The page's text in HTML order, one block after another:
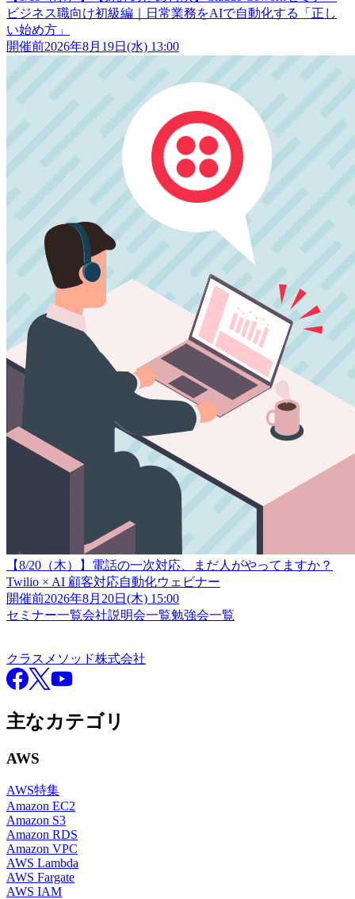
ビジネス職向け初級編｜日常業務をAIで自動化する「正し
い始め方」
開催前2026年8月19日(水) 13:00
【8/20（木）】電話の一次対応、まだ人がやってますか？
Twilio × AI 顧客対応自動化ウェビナー
開催前2026年8月20日(木) 15:00
セミナー一覧会社説明会一覧勉強会一覧
クラスメソッド株式会社
Facebook
X YouTube
主なカテゴリ
AWS
AWS特集
Amazon EC2
Amazon S3
Amazon RDS
Amazon VPC
AWS Lambda
AWS Fargate
AWS IAM